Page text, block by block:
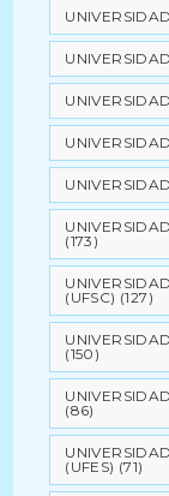
(173)
(UFSC) (127)
(150)
(86)
(UFES) (71)